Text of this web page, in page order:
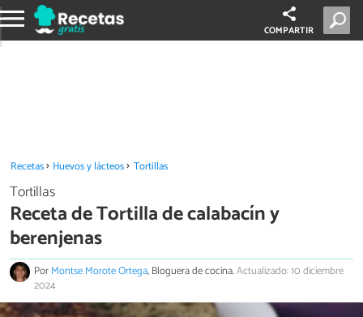
COMPARTIR
Recetas Huevos y lácteos Tortillas
Tortillas
Receta de Tortilla de calabacín y
berenjenas
PorMontse Morote Ortega, Bloguera de cocina.Actualizado: 10 diciembre
2024